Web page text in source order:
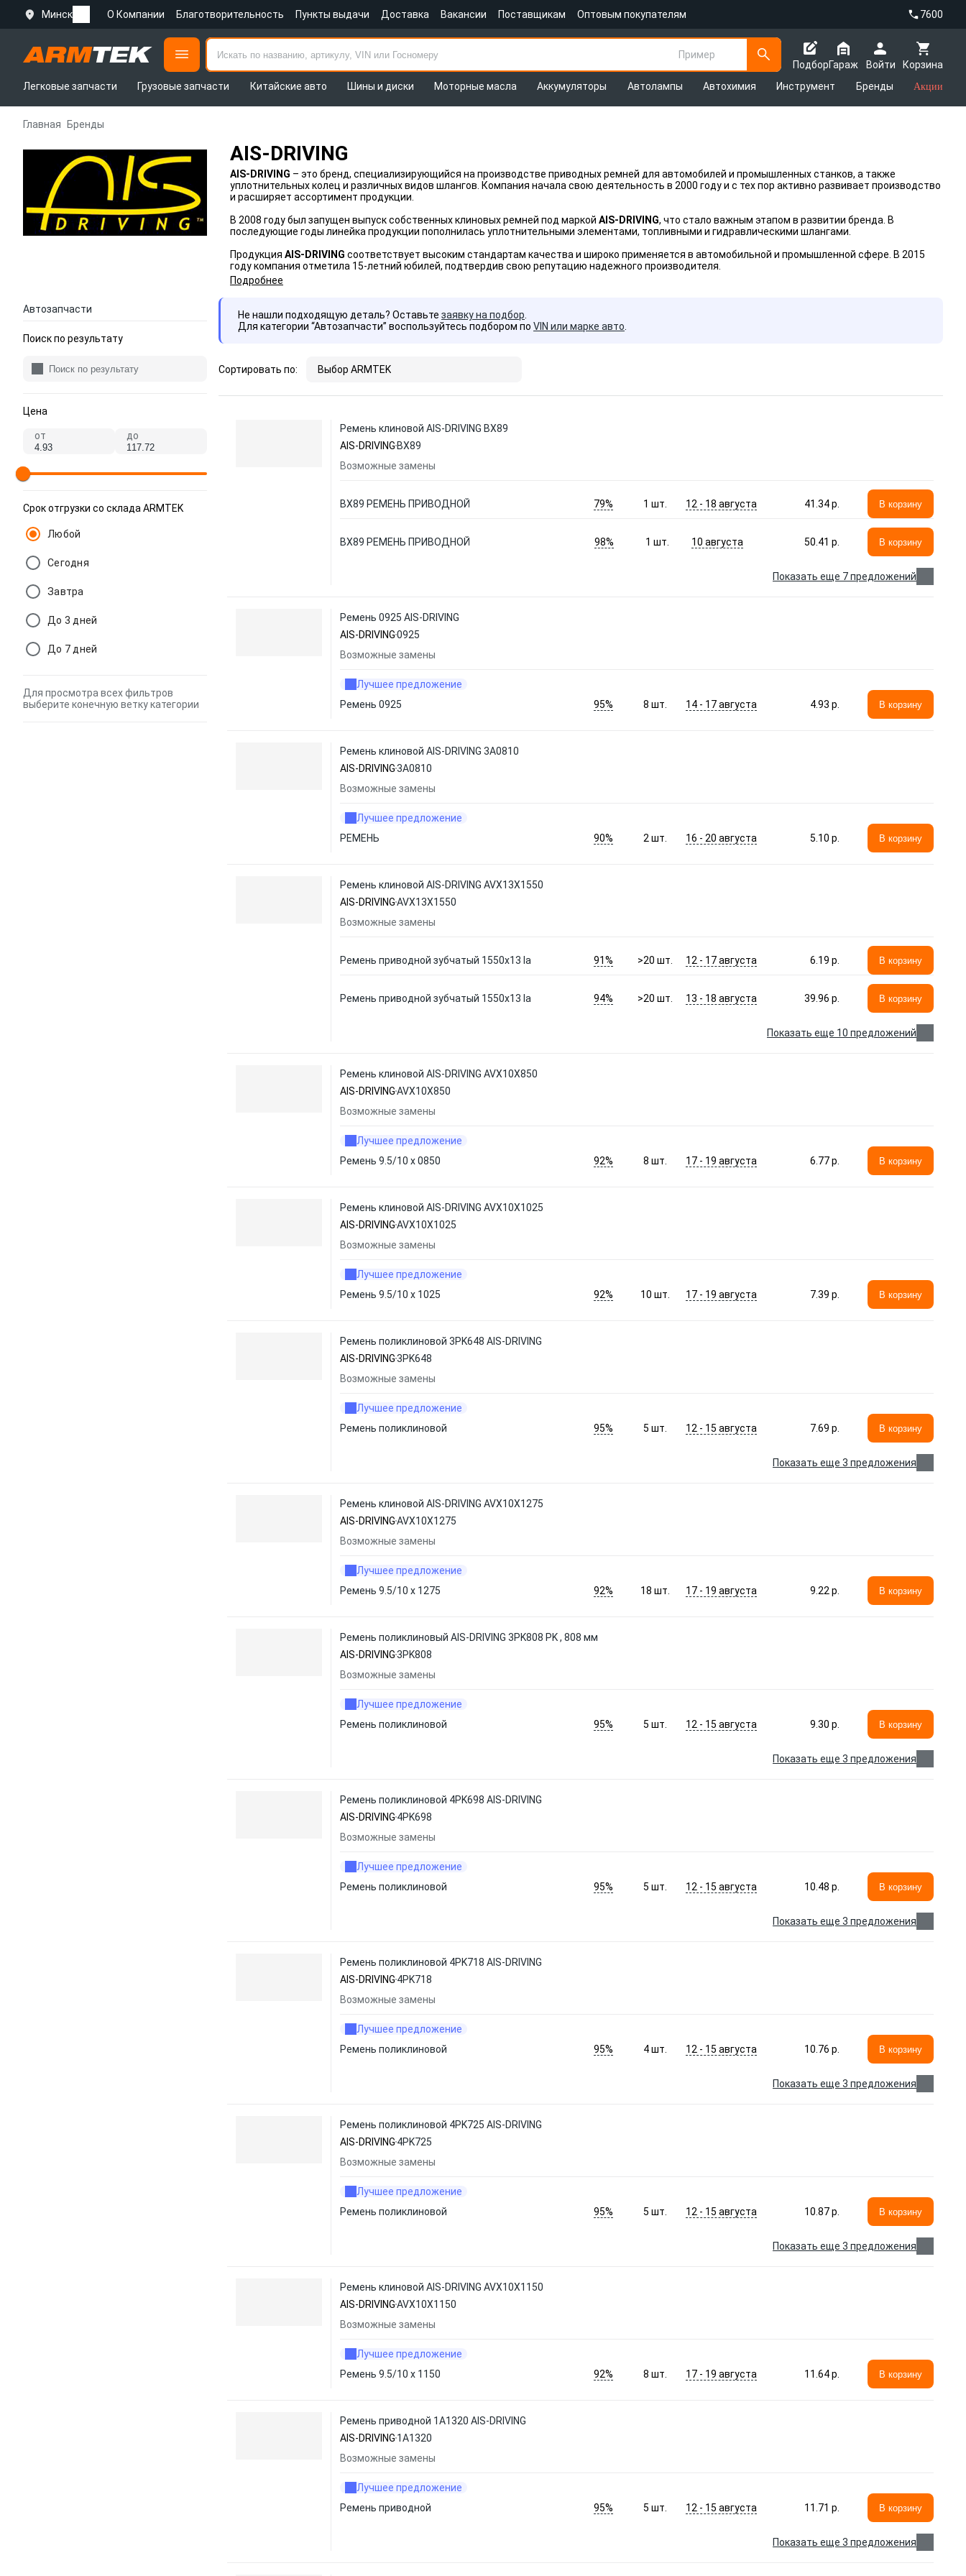
Минск О Компании Благотворительность Пункты выдачи Доставка Вакансии Поставщикам Оптовым покупателям 7600
Пример
Подбор
Корзина
Гараж
Войти
Легковые запчасти
Грузовые запчасти Китайские авто Шины и диски Моторные масла Аккумуляторы Автолампы Автохимия Инструмент Бренды Акции
Главная Бренды
AIS-DRIVING
AIS-DRIVING – это бренд, специализирующийся на производстве приводных ремней для автомобилей и промышленных станков, а также
уплотнительных колец и различных видов шлангов. Компания начала свою деятельность в 2000 году и с тех пор активно развивает производство
и расширяет ассортимент продукции.
В 2008 году был запущен выпуск собственных клиновых ремней под маркой AIS-DRIVING, что стало важным этапом в развитии бренда. В
последующие годы линейка продукции пополнилась уплотнительными элементами, топливными и гидравлическими шлангами.
Продукция AIS-DRIVING соответствует высоким стандартам качества и широко применяется в автомобильной и промышленной сфере. В 2015
году компания отметила 15-летний юбилей, подтвердив свою репутацию надежного производителя.
Подробнее
Автозапчасти
Поиск по результату
Цена
от до
Срок отгрузки со склада ARMTEK
Любой
Сегодня
Завтра
До 3 дней
До 7 дней
Для просмотра всех фильтров
выберите конечную ветку категории
Не нашли подходящую деталь? Оставьте заявку на подбор
Для категории “Автозапчасти” воспользуйтесь подбором по VIN или марке авто
Сортировать по: Выбор ARMTEK
Ремень клиновой AIS-DRIVING BX89
AIS-DRIVING BX89
Возможные замены
BX89 РЕМЕНЬ ПРИВОДНОЙ 79% 1 шт. 12 - 18 августа 41.34 p. В корзину
BX89 РЕМЕНЬ ПРИВОДНОЙ 98% 1шт. 10 августа 50.41 p. В корзину
Показать еще 7 предложений
Ремень 0925 AIS-DRIVING
AIS-DRIVING0925
Возможные замены
Лучшее предложение
Ремень 0925
95% 8 шт. 14 - 17 августа 4.93 p. В корзину
Ремень клиновой AIS-DRIVING 3A0810
AIS-DRIVING3A0810
Возможные замены
Лучшее предложение
РЕМЕНЬ
90% 2 шт. 16 - 20 августа 5.10 p. В корзину
Ремень клиновой AIS-DRIVING AVX13X1550
AIS-DRIVINGAVX13X1550
Возможные замены
Ремень приводной зубчатый 1550х13 la 91% >20 шт. 12 - 17 августа 6.19 p. В корзину
Ремень приводной зубчатый 1550х13 la 94% >20 шт. 13 - 18 августа 39.96 p. В корзину
Показать еще 10 предложений
Ремень клиновой AIS-DRIVING AVX10X850
AIS-DRIVINGAVX10X850
Возможные замены
Лучшее предложение
Ремень 9.5/10 х 0850
92% 8 шт. 17 - 19 августа 6.77 p. В корзину
Ремень клиновой AIS-DRIVING AVX10X1025
AIS-DRIVINGAVX10X1025
Возможные замены
Лучшее предложение
Ремень 9.5/10 х 1025
92% 10 шт. 17 - 19 августа 7.39 p. В корзину
Ремень поликлиновой 3PK648 AIS-DRIVING
AIS-DRIVING3PK648
Возможные замены
Лучшее предложение
Ремень поликлиновой
95% 5 шт. 12 - 15 августа 7.69 p. В корзину
Показать еще 3 предложения
Ремень клиновой AIS-DRIVING AVX10X1275
AIS-DRIVINGAVX10X1275
Возможные замены
Лучшее предложение
Ремень 9.5/10 х 1275
92% 18 шт. 17 - 19 августа 9.22 p. В корзину
Ремень поликлиновый AIS-DRIVING 3PK808 PK , 808 мм
AIS-DRIVING3PK808
Возможные замены
Лучшее предложение
Ремень поликлиновой
95% 5 шт. 12 - 15 августа 9.30 p. В корзину
Показать еще 3 предложения
Ремень поликлиновой 4PK698 AIS-DRIVING
AIS-DRIVING 4PK698
Возможные замены
Лучшее предложение
Ремень поликлиновой
95% 5 шт. 12 - 15 августа 10.48 p. В корзину
Показать еще 3 предложения
Ремень поликлиновой 4PK718 AIS-DRIVING
AIS-DRIVING 4PK718
Возможные замены
Лучшее предложение
Ремень поликлиновой
95% 4шт. 12 - 15 августа 10.76 p. В корзину
Показать еще 3 предложения
Ремень поликлиновой 4PK725 AIS-DRIVING
AIS-DRIVING 4PK725
Возможные замены
Лучшее предложение
Ремень поликлиновой
95% 5 шт. 12 - 15 августа 10.87 p. В корзину
Показать еще 3 предложения
Ремень клиновой AIS-DRIVING AVX10X1150
AIS-DRIVINGAVX10X1150
Возможные замены
Лучшее предложение
Ремень 9.5/10 х 1150
92% 8 шт. 17 - 19 августа 11.64 p. В корзину
Ремень приводной 1A1320 AIS-DRIVING
AIS-DRIVING 1A1320
Возможные замены
Лучшее предложение
Ремень приводной
95% 5 шт. 12 - 15 августа 11.71 p. В корзину
Показать еще 3 предложения